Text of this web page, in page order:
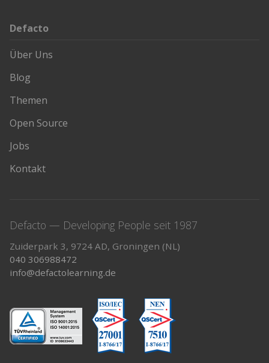
Defacto
Über Uns
Blog
Themen
Open Source
Jobs
Kontakt
Defacto — Developing People seit 1987
Zuiderpark 3, 9724 AD, Groningen (NL)
040 306988472
info@defactolearning.de